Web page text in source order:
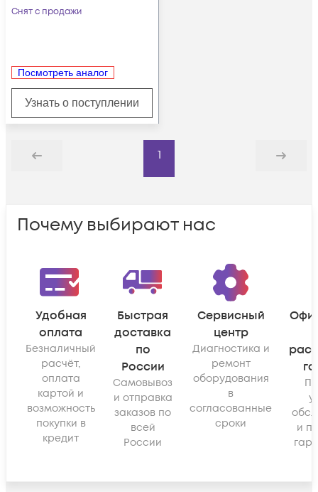
SFP+, 2 БП АC
Снят с продажи
Посмотреть аналог
Узнать о поступлении
Назад
1
Дальше
Почему выбирают нас
Удобная
оплата
Безналичный
расчёт,
оплата
картой и
возможность
покупки в
кредит
Быстрая
доставка
по
России
Самовывоз
и отправка
заказов по
всей
России
Сервисный
центр
Диагностика и
ремонт
оборудования
в
согласованные
сроки
и